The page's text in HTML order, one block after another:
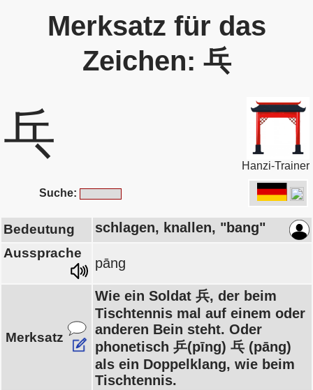
Merksatz für das
Zeichen: 乓
乓
Hanzi-Trainer
Suche:
Bedeutung schlagen, knallen, "bang"
Aussprache
pāng
Merksatz
Wie ein Soldat 兵, der beim
Tischtennis mal auf einem oder
anderen Bein steht. Oder
phonetisch 乒(pīng) 乓 (pāng)
als ein Doppelklang, wie beim
Tischtennis.